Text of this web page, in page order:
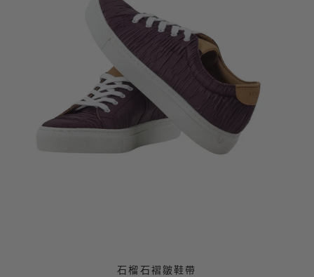
石榴石褶皺鞋帶